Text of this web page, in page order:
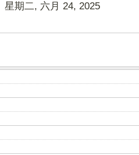
星期二, 六月 24, 2025